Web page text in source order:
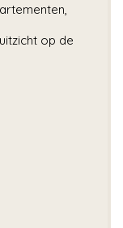
op de